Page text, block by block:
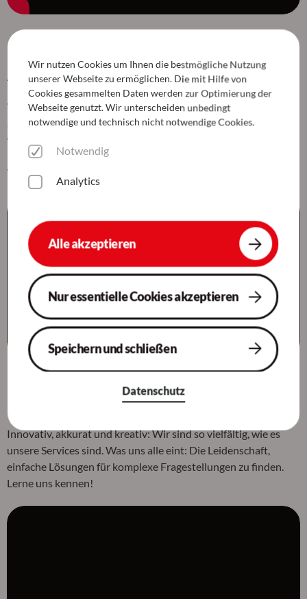
New Normal oder wie wir uns kreatives
Arbeiten vorstellen
Wir geben euch einen kleinen Einblick in unser Leben bei der
SoCura. Wie sehen die Räumlichkeiten am Standort Köln aus,
wer sind die Menschen dahinter? Kurz und knapp in wenigen
Minuten erklärt, das schafft ein Video besser als tausend
Worte.
Unser Imagefilm: Wir sind SoCura
Innovativ, akkurat und kreativ: Wir sind so vielfältig, wie es
unsere Services sind. Was uns alle eint: Die Leidenschaft,
einfache Lösungen für komplexe Fragestellungen zu finden.
Lerne uns kennen!
Wir nutzen Cookies um Ihnen die bestmögliche Nutzung
unserer Webseite zu ermöglichen. Die mit Hilfe von
Cookies gesammelten Daten werden zur Optimierung der
Webseite genutzt. Wir unterscheiden unbedingt
notwendige und technisch nicht notwendige Cookies.
Notwendig
Analytics
Alle akzeptieren
Nur essentielle Cookies akzeptieren
Speichern und schließen
Datenschutz